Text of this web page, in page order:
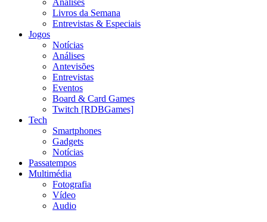
Livros da Semana
Entrevistas & Especiais
Jogos
Notícias
Análises
Antevisões
Entrevistas
Eventos
Board & Card Games
Twitch [RDBGames]
Tech
Smartphones
Gadgets
Notícias
Passatempos
Multimédia
Fotografia
Vídeo
Audio